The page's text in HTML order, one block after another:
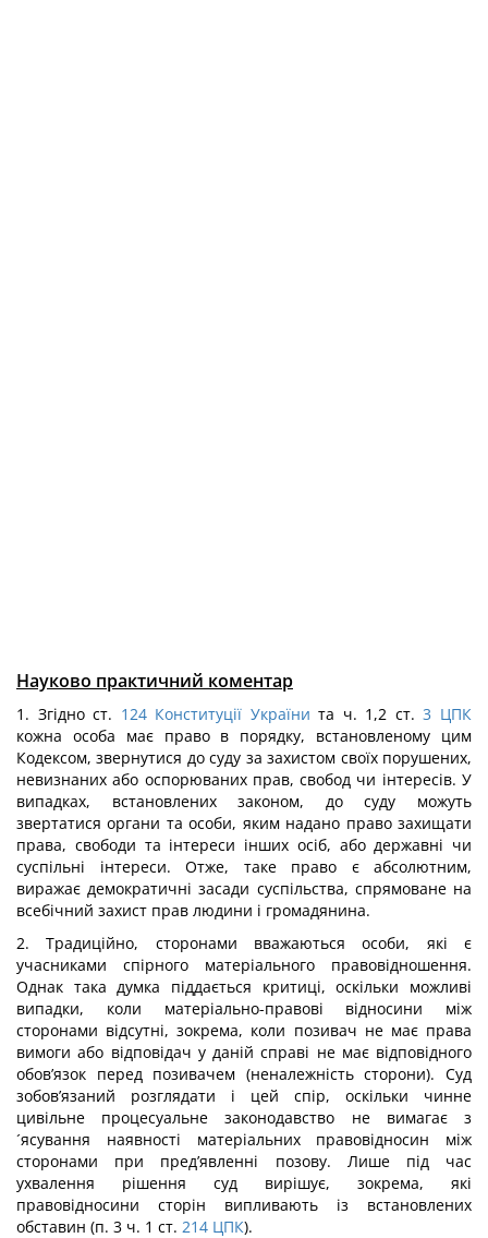
Науково практичний коментар
1. Згідно ст. 124 Конституції України та ч. 1,2 ст. 3 ЦПК
кожна особа має право в порядку, встановленому цим
Кодексом, звернутися до суду за захистом своїх порушених,
невизнаних або оспорюваних прав, свобод чи інтересів. У
випадках, встановлених законом, до суду можуть
звертатися органи та особи, яким надано право захищати
права, свободи та інтереси інших осіб, або державні чи
суспільні інтереси. Отже, таке право є абсолютним,
виражає демократичні засади суспільства, спрямоване на
всебічний захист прав людини і громадянина.
2. Традиційно, сторонами вважаються особи, які є
учасниками спірного матеріального правовідношення.
Однак така думка піддається критиці, оскільки можливі
випадки, коли матеріально-правові відносини між
сторонами відсутні, зокрема, коли позивач не має права
вимоги або відповідач у даній справі не має відповідного
обов’язок перед позивачем (неналежність сторони). Суд
зобов’язаний розглядати і цей спір, оскільки чинне
цивільне процесуальне законодавство не вимагає з
´ясування наявності матеріальних правовідносин між
сторонами при пред’явленні позову. Лише під час
ухвалення рішення суд вирішує, зокрема, які
правовідносини сторін випливають із встановлених
обставин (п. 3 ч. 1 ст. 214 ЦПК).